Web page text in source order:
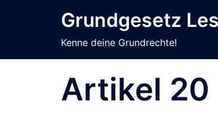
Grundgesetz
Kenne deine Grundrechte!
Artikel 20